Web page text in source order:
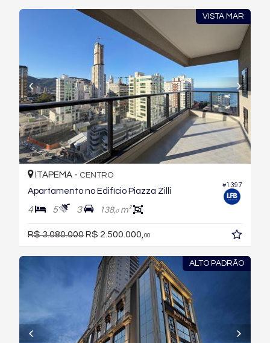
VISTA MAR
#1.397
ITAPEMA - CENTRO
Apartamento no Edifício Piazza Zilli
4 5 3 138,0m²
R$ 3.080.000R$ 2.500.000,00
ALTO PADRÃO